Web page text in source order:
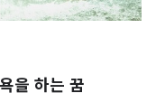
을 하는 꿈